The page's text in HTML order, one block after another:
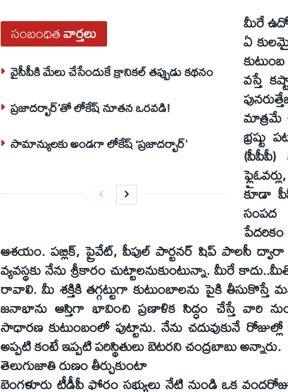
సంబంధితవార్తలు
వైసీపీకి మేలు చేసేందుకే క్రానికల్‌ తప్పుడు కథనం
ప్రజాదర్బార్‌’తో లోకేష్‌ నూతన ఒరవడి!
సామాన్యులకు అండగా లోకేష్‌ ‘ప్రజాదర్బార్‌’
మీరే
ఏ
వస్తే
మాత్రమే
కూడా
సంపద
ఆశయం. పబ్లిక్‌, ప్రైవేట్‌, పీపుల్‌ పార్టనర్‌ షిప్‌ పాలసీ
వ్యవస్థకు నేను శ్రీకారం చుట్టాలనుకుంటున్నా. మీరే
రావాలి. మీ శక్తికి తగ్గట్టుగా కుటుంబాలను పైకి తీసుకొస్తే
జనాభాను ఆస్తిగా భావించి ప్రణాళిక సిద్ధం చేస్తే వారి
సాధారణ కుటుంబంలో పుట్టాను. నేను చదువుకునే
అప్పటి కంటే ఇప్పటి పరిస్థితులు బెటరని చంద్రబాబు అన్నారు.
తెలుగుజాతి రుణం తీర్చుకుంటా
బెంగళూరు టీడీపీ ఫోరం సభ్యులు నేటి నుండి ఒక